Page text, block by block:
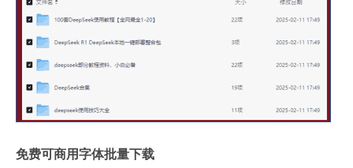
免费可商用字体批量下载